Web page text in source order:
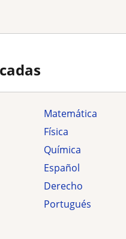
Matemática
Física
Química
Español
Derecho
Portugués